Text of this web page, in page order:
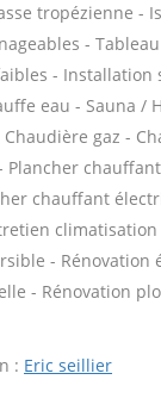
tropézienne -
-
- Installation
eau - Sauna /
gaz -
Plancher
chauffant
climatisation
- Rénovation
- Rénovation
: Eric seillier